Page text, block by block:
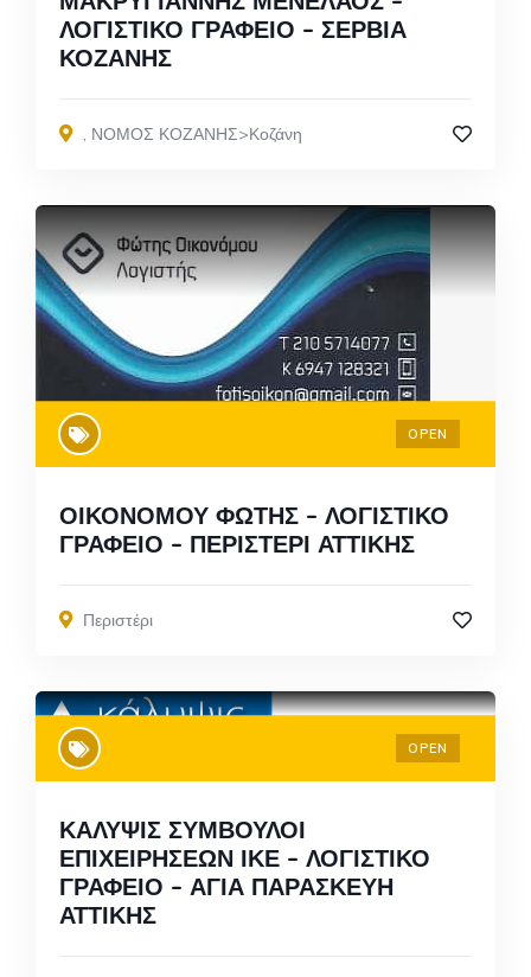
ΛΟΓΙΣΤΙΚΟ ΓΡΑΦΕΙΟ – ΣΕΡΒΙΑ
ΚΟΖΑΝΗΣ
, ΝΟΜΟΣ ΚΟΖΑΝΗΣ>Κοζάνη
OPEN
ΟΙΚΟΝΟΜΟΥ ΦΩΤΗΣ – ΛΟΓΙΣΤΙΚΟ
ΓΡΑΦΕΙΟ – ΠΕΡΙΣΤΕΡΙ ΑΤΤΙΚΗΣ
Περιστέρι
OPEN
ΚΑΛΥΨΙΣ ΣΥΜΒΟΥΛΟΙ
ΕΠΙΧΕΙΡΗΣΕΩΝ ΙΚΕ – ΛΟΓΙΣΤΙΚΟ
ΓΡΑΦΕΙΟ – ΑΓΙΑ ΠΑΡΑΣΚΕΥΗ
ΑΤΤΙΚΗΣ